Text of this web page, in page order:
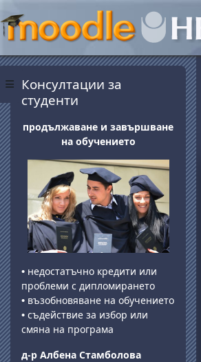
Страничен панел
Блокове
Консултации за
студенти
продължаване и завършване
на обучението
• недостатъчно кредити или
проблеми с дипломирането
• възобновяване на обучението
• съдействие за избор или
смяна на програма
д-р Албена Стамболова